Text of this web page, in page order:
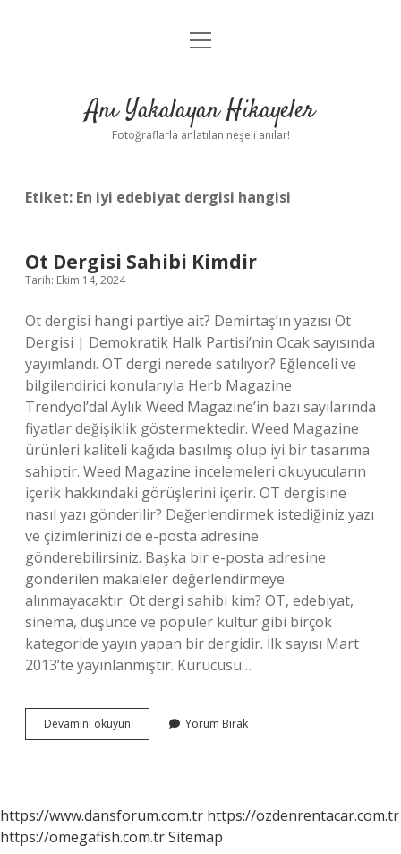
Anasayfa
Yasal Uyarı
menüyü
Anı Yakalayan Hikayeler
Fotoğraflarla anlatılan neşeli anılar!
Etiket: En iyi edebiyat dergisi hangisi
Ot Dergisi Sahibi Kimdir
Tarih: Ekim 14, 2024
Ot dergisi hangi partiye ait? Demirtaş’ın yazısı Ot
Dergisi | Demokratik Halk Partisi’nin Ocak sayısında
yayımlandı. OT dergi nerede satılıyor? Eğlenceli ve
bilgilendirici konularıyla Herb Magazine
Trendyol’da! Aylık Weed Magazine’in bazı sayılarında
fiyatlar değişiklik göstermektedir. Weed Magazine
ürünleri kaliteli kağıda basılmış olup iyi bir tasarıma
sahiptir. Weed Magazine incelemeleri okuyucuların
içerik hakkındaki görüşlerini içerir. OT dergisine
nasıl yazı gönderilir? Değerlendirmek istediğiniz yazı
ve çizimlerinizi de e-posta adresine
gönderebilirsiniz. Başka bir e-posta adresine
gönderilen makaleler değerlendirmeye
alınmayacaktır. Ot dergi sahibi kim? OT, edebiyat,
sinema, düşünce ve popüler kültür gibi birçok
kategoride yayın yapan bir dergidir. İlk sayısı Mart
2013’te yayınlanmıştır. Kurucusu…
Devamını okuyun
Dergisi
Yorum Bırak
https://www.dansforum.com.tr https://ozdenrentacar.com.tr
https://omegafish.com.trSitemap